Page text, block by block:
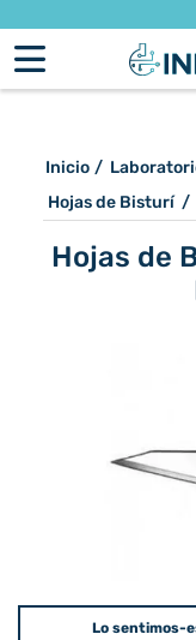
Inicio /
Hojas de Bisturí /
Hojas de
Lo sentimos-